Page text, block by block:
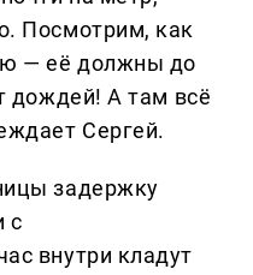
Посмотрим, как
— её должны до
дождей! А там всё
Сергей.
задержку
с
внутри кладут